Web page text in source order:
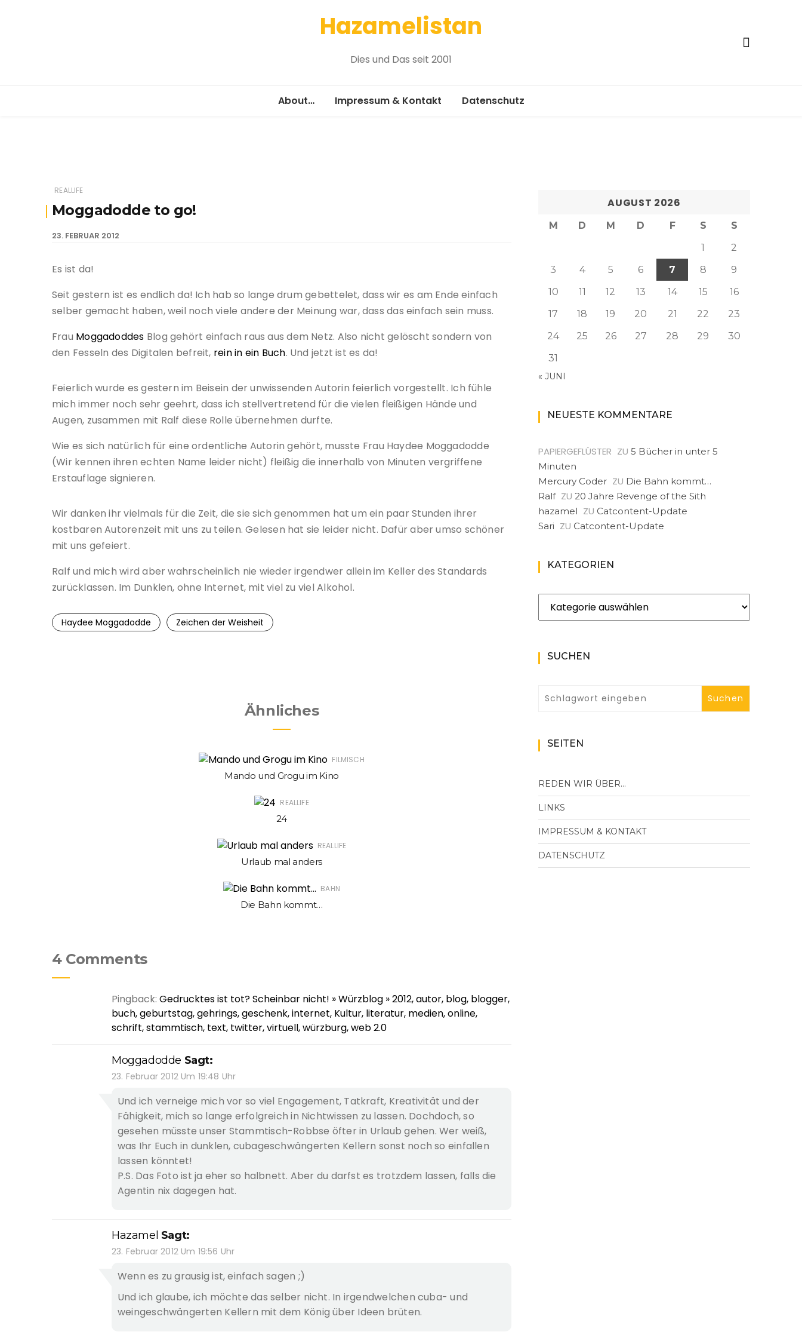
Hazamelistan
Dies und Das seit 2001
About… Impressum & Kontakt Datenschutz
REALLIFE
Moggadodde to go!
23. FEBRUAR 2012
Es ist da!
Seit gestern ist es endlich da! Ich hab so lange drum gebettelet, dass wir es am Ende einfach
selber gemacht haben, weil noch viele andere der Meinung war, dass das einfach sein muss.
Frau Moggadoddes Blog gehört einfach raus aus dem Netz. Also nicht gelöscht sondern von
den Fesseln des Digitalen befreit, rein in ein Buch. Und jetzt ist es da!
Feierlich wurde es gestern im Beisein der unwissenden Autorin feierlich vorgestellt. Ich fühle
mich immer noch sehr geehrt, dass ich stellvertretend für die vielen fleißigen Hände und
Augen, zusammen mit Ralf diese Rolle übernehmen durfte.
Wie es sich natürlich für eine ordentliche Autorin gehört, musste Frau Haydee Moggadodde
(Wir kennen ihren echten Name leider nicht) fleißig die innerhalb von Minuten vergriffene
Erstauflage signieren.
Wir danken ihr vielmals für die Zeit, die sie sich genommen hat um ein paar Stunden ihrer
kostbaren Autorenzeit mit uns zu teilen. Gelesen hat sie leider nicht. Dafür aber umso schöner
mit uns gefeiert.
Ralf und mich wird aber wahrscheinlich nie wieder irgendwer allein im Keller des Standards
zurücklassen. Im Dunklen, ohne Internet, mit viel zu viel Alkohol.
Haydee Moggadodde Zeichen der Weisheit
Ähnliches
FILMISCH
Mando und Grogu im Kino
REALLIFE
24
REALLIFE
Urlaub mal anders
BAHN
Die Bahn kommt…
4 Comments
Pingback: Gedrucktes ist tot? Scheinbar nicht! » Würzblog » 2012, autor, blog, blogger,
buch, geburtstag, gehrings, geschenk, internet, Kultur, literatur, medien, online,
schrift, stammtisch, text, twitter, virtuell, würzburg, web 2.0
Moggadodde Sagt:
23. Februar 2012 Um 19:48 Uhr
Und ich verneige mich vor so viel Engagement, Tatkraft, Kreativität und der
Fähigkeit, mich so lange erfolgreich in Nichtwissen zu lassen. Dochdoch, so
gesehen müsste unser Stammtisch-Robbse öfter in Urlaub gehen. Wer weiß,
was Ihr Euch in dunklen, cubageschwängerten Kellern sonst noch so einfallen
lassen könntet!
P.S. Das Foto ist ja eher so halbnett. Aber du darfst es trotzdem lassen, falls die
Agentin nix dagegen hat.
Hazamel Sagt:
23. Februar 2012 Um 19:56 Uhr
Wenn es zu grausig ist, einfach sagen ;)
Und ich glaube, ich möchte das selber nicht. In irgendwelchen cuba- und
weingeschwängerten Kellern mit dem König über Ideen brüten.
AUGUST 2026
M D M D F S
S
1
2
3
4 5 6 7 8
9
10
11 12 13 14 15
16
17
18 19 20 21 22
23
24
25 26 27 28 29
30
31
« JUNI
NEUESTE KOMMENTARE
PAPIERGEFLÜSTER ZU 5 Bücher in unter 5
Minuten
Mercury Coder ZU Die Bahn kommt…
Ralf ZU 20 Jahre Revenge of the Sith
hazamel ZU Catcontent-Update
Sari ZU Catcontent-Update
KATEGORIEN
Kategorien
SUCHEN
SEITEN
REDEN WIR ÜBER…
LINKS
IMPRESSUM & KONTAKT
DATENSCHUTZ